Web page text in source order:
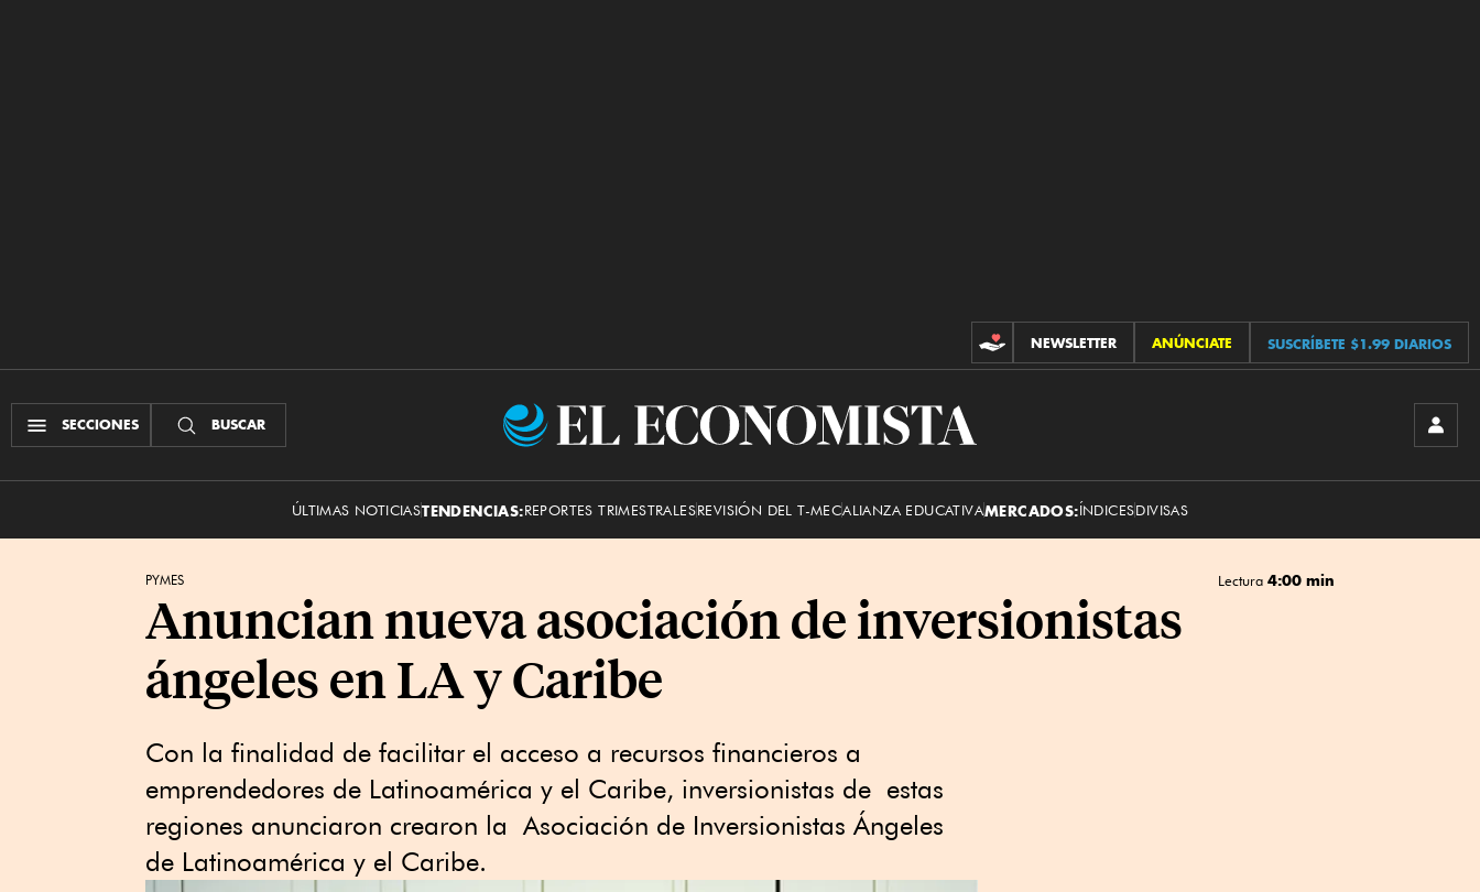
CONTRIBUCIONES
NEWSLETTER ANÚNCIATE SUSCRÍBETE $1.99 DIARIOS
SECCIONES BUSCAR
El
ÚLTIMAS NOTICIASTENDENCIAS:REPORTES TRIMESTRALESREVISIÓN DEL T-MECALIANZA EDUCATIVAMERCADOS:ÍNDICESDIVISAS
PYMES Lectura 4:00 min
Anuncian nueva asociación de inversionistas
ángeles en LA y Caribe
Con la finalidad de facilitar el acceso a recursos financieros a
emprendedores de Latinoamérica y el Caribe, inversionistas de estas
regiones anunciaron crearon la Asociación de Inversionistas Ángeles
de Latinoamérica y el Caribe.